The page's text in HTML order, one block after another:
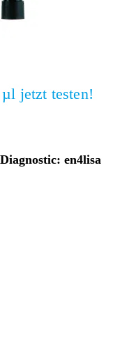
jetzt testen!
en4lisa